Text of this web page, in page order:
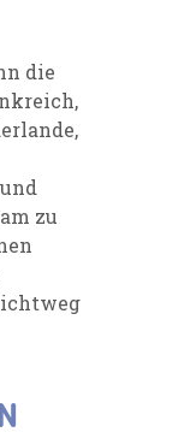
die
zu